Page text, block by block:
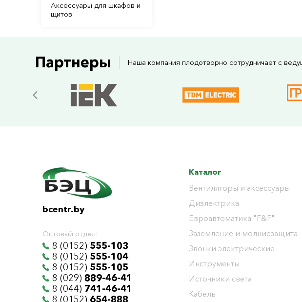
Аксессуары для шкафов и
щитов
Партнеры Наша компания плодотворно сотрудничает с
bcentr.by
Оптовый отдел:
8 (0152) 555-103
8 (0152) 555-104
8 (0152) 555-105
8 (029) 889-46-41
8 (044) 741-46-41
8 (0152) 654-888
Каталог
Вентиляторы и аксессуары
Диэлектрика
Евроавтоматика "F&F"
Заземление и молниезащита
Звонки электрические
Инструменты
Источники света
Кабель